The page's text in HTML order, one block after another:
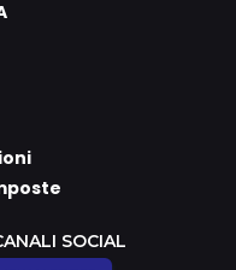
SOCIAL